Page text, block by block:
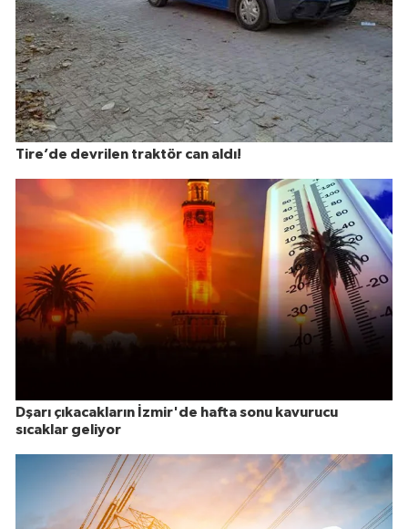
Tire’de devrilen traktör can aldı!
Dşarı çıkacakların İzmir'de hafta sonu kavurucu
sıcaklar geliyor